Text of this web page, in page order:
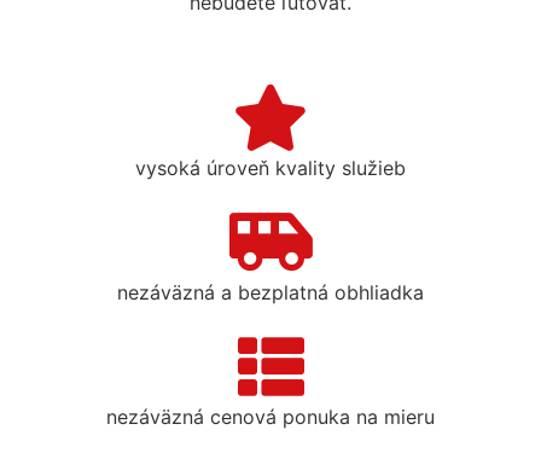
vysoká úroveň kvality služieb
nezáväzná a bezplatná obhliadka
nezáväzná cenová ponuka na mieru